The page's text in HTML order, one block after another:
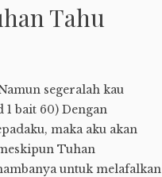
Tahu
segeralah kau
bait 60) Dengan
maka aku akan
Tuhan
untuk melafalkan